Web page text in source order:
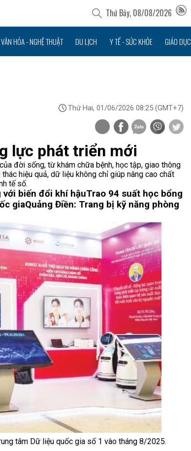
Thứ Bảy, 08/08/2026
VĂN HÓA - NGHỆ THUẬT DU LỊCH Y TẾ - SỨC KHỎE GIÁO DỤC
Thứ Hai, 01/06/2026 08:25 (GMT+7)
lực phát triển mới
đời sống, từ khám chữa bệnh, học tập, giao thông
hiệu quả, dữ liệu không chỉ giúp nâng cao chất
tế số.
biến đổi khí hậuTrao 94 suất học bổng
giaQuảng Điền: Trang bị kỹ năng phòng
tâm Dữ liệu quốc gia số 1 vào tháng 8/2025.